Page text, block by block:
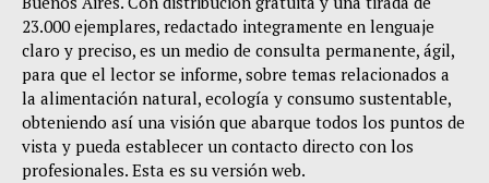
23.000 ejemplares, redactado integramente en lenguaje
claro y preciso, es un medio de consulta permanente, ágil,
para que el lector se informe, sobre temas relacionados a
la alimentación natural, ecología y consumo sustentable,
obteniendo así una visión que abarque todos los puntos de
vista y pueda establecer un contacto directo con los
profesionales. Esta es su versión web.